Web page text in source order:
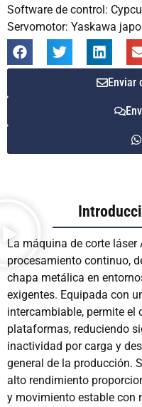
Software de control:
Servomotor: Yaskawa
Enviar
La máquina de corte láser
procesamiento continuo,
chapa metálica en
exigentes. Equipada con
intercambiable, permite
plataformas, reduciendo
inactividad por carga y
general de la producción.
alto rendimiento
y movimiento estable con